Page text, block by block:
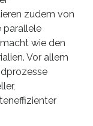
zudem von
parallele
wie den
Vor allem